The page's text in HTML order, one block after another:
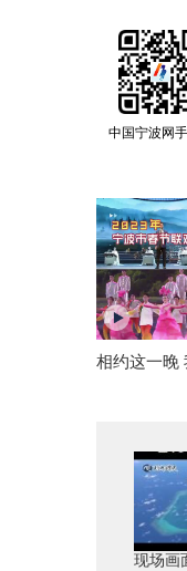
中国宁波网
相约这一晚
现场画